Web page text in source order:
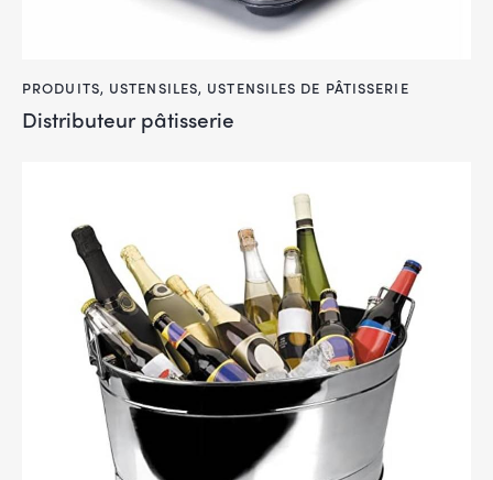
PRODUITS, USTENSILES, USTENSILES DE PÂTISSERIE
Distributeur pâtisserie